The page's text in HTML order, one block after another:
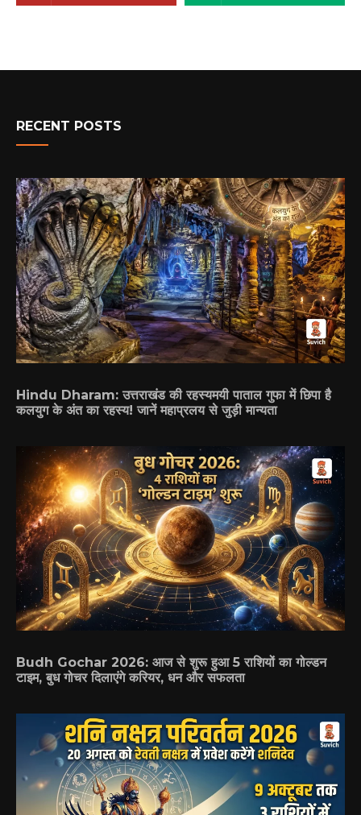
RECENT POSTS
Hindu Dharam: उत्तराखंड की रहस्यमयी पाताल गुफा में छिपा है
कलयुग के अंत का रहस्य! जानें महाप्रलय से जुड़ी मान्यता
Budh Gochar 2026: आज से शुरू हुआ 5 राशियों का गोल्डन
टाइम, बुध गोचर दिलाएंगे करियर, धन और सफलता